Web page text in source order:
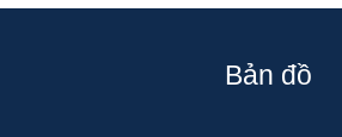
Bản đồ